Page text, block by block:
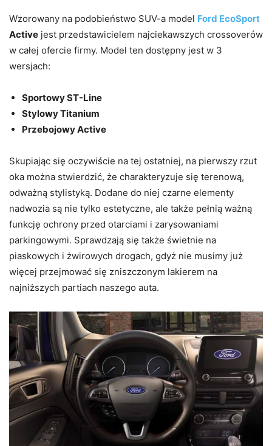
Wzorowany na podobieństwo SUV-a model Ford EcoSport
Active jest przedstawicielem najciekawszych crossoverów
w całej ofercie firmy. Model ten dostępny jest w 3
wersjach:
Sportowy ST-Line
Stylowy Titanium
Przebojowy Active
Skupiając się oczywiście na tej ostatniej, na pierwszy rzut
oka można stwierdzić, że charakteryzuje się terenową,
odważną stylistyką. Dodane do niej czarne elementy
nadwozia są nie tylko estetyczne, ale także pełnią ważną
funkcję ochrony przed otarciami i zarysowaniami
parkingowymi. Sprawdzają się także świetnie na
piaskowych i żwirowych drogach, gdyż nie musimy już
więcej przejmować się zniszczonym lakierem na
najniższych partiach naszego auta.